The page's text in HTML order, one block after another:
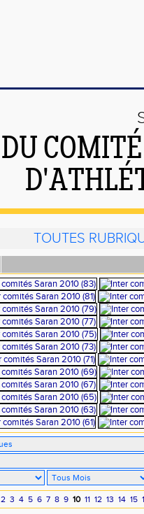
DU
TOUTES
2 3 4 5 6 7 8 9 10 11 12 13 14 15